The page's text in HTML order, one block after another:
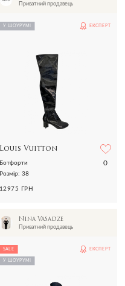
Приватний продавець
У ШОУРУМІ ЕКСПЕРТ
Louis Vuitton
0
Ботфорти
Розмір: 38
12975 ГРН
Nina Vasadze
Приватний продавець
SALE
У ШОУРУМІ
ЕКСПЕРТ